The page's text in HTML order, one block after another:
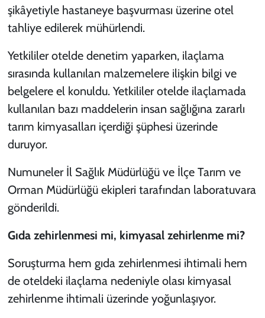
şikâyetiyle hastaneye başvurması üzerine otel
tahliye edilerek mühürlendi.
Yetkililer otelde denetim yaparken, ilaçlama
sırasında kullanılan malzemelere ilişkin bilgi ve
belgelere el konuldu. Yetkililer otelde ilaçlamada
kullanılan bazı maddelerin insan sağlığına zararlı
tarım kimyasalları içerdiği şüphesi üzerinde
duruyor.
Numuneler İl Sağlık Müdürlüğü ve İlçe Tarım ve
Orman Müdürlüğü ekipleri tarafından laboratuvara
gönderildi.
Gıda zehirlenmesi mi, kimyasal zehirlenme mi?
Soruşturma hem gıda zehirlenmesi ihtimali hem
de oteldeki ilaçlama nedeniyle olası kimyasal
zehirlenme ihtimali üzerinde yoğunlaşıyor.